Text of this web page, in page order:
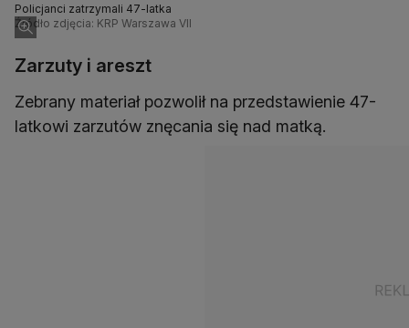
Policjanci zatrzymali 47-latka
Źródło zdjęcia: KRP Warszawa VII
Zarzuty i areszt
Zebrany materiał pozwolił na przedstawienie 47-
latkowi zarzutów znęcania się nad matką.